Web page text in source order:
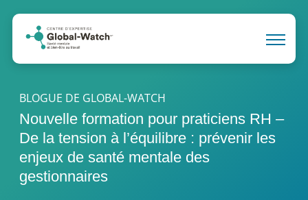
BLOGUE DE GLOBAL-WATCH
Nouvelle formation pour praticiens RH –
De la tension à l’équilibre : prévenir les
enjeux de santé mentale des
gestionnaires